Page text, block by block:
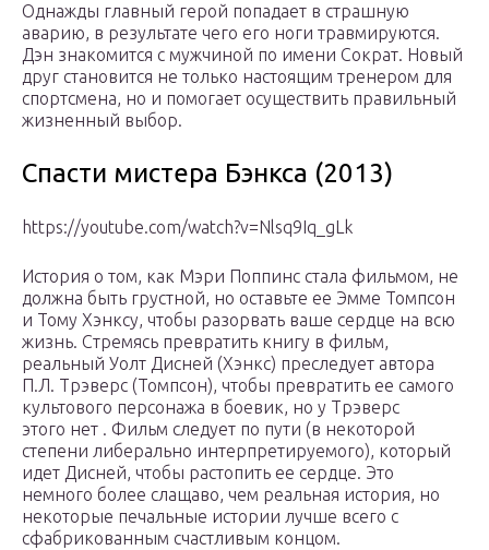
Однажды главный герой попадает в страшную
аварию, в результате чего его ноги травмируются.
Дэн знакомится с мужчиной по имени Сократ. Новый
друг становится не только настоящим тренером для
спортсмена, но и помогает осуществить правильный
жизненный выбор.
Спасти мистера Бэнкса (2013)
https://youtube.com/watch?v=Nlsq9Iq_gLk
История о том, как Мэри Поппинс стала фильмом, не
должна быть грустной, но оставьте ее Эмме Томпсон
и Тому Хэнксу, чтобы разорвать ваше сердце на всю
жизнь. Стремясь превратить книгу в фильм,
реальный Уолт Дисней (Хэнкс) преследует автора
П.Л. Трэверс (Томпсон), чтобы превратить ее самого
культового персонажа в боевик, но у Трэверс
этого нет . Фильм следует по пути (в некоторой
степени либерально интерпретируемого), который
идет Дисней, чтобы растопить ее сердце. Это
немного более слащаво, чем реальная история, но
некоторые печальные истории лучше всего с
сфабрикованным счастливым концом.